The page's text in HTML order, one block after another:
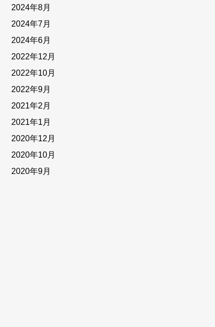
2024年8月
2024年7月
2024年6月
2022年12月
2022年10月
2022年9月
2021年2月
2021年1月
2020年12月
2020年10月
2020年9月